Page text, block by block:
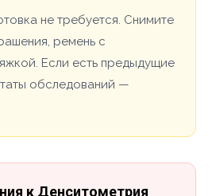
не требуется. Снимите
ремень с
Если есть предыдущие
обследований —
к Денситометрия